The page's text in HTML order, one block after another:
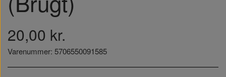
20,00 kr.
Varenummer: 5706550091585